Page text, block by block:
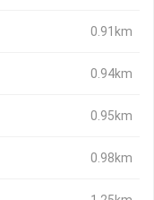
0.91km
0.94km
0.95km
0.98km